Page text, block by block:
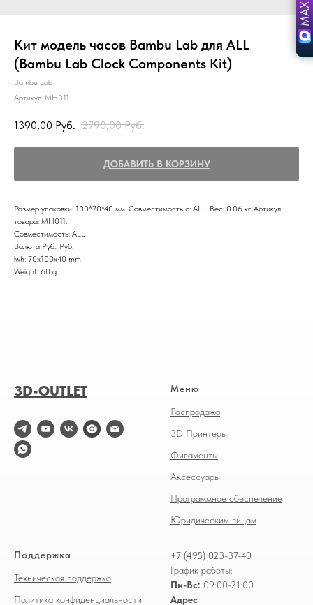
Кит модель часов Bambu Lab для ALL
(Bambu Lab Clock Components Kit)
Bambu Lab
Артикул: MH011
1390,00 Руб. 2790,00 Руб.
ДОБАВИТЬ В КОРЗИНУ
Размер упаковки: 100*70*40 мм. Совместимость с: ALL. Вес: 0.06 кг. Артикул
товара: MH011.
Совместимость: ALL
Валюта Руб.: Руб.
lwh: 70x100x40 mm
Weight: 60 g
3D-OUTLET Меню
Распродажа
3D Принтеры
Филаменты
Аксессуары
Программное обеспечение
Юридическим лицам
Поддержка
Техническая поддержка
Политика конфиденциальности
+7 (495) 023-37-40
График работы:
Пн-Вс: 09:00-21:00
Адрес